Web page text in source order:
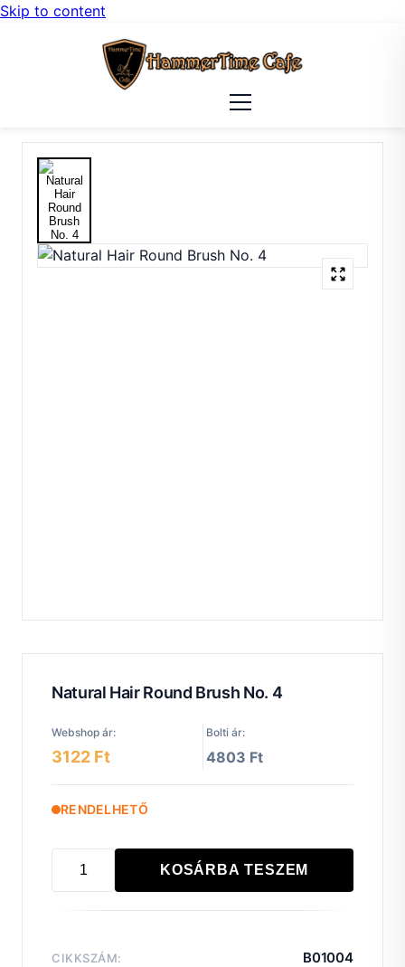
Skip to content
Natural Hair Round Brush No. 4
Webshop ár: Bolti ár:
3122 Ft 4803 Ft
RENDELHETŐ
Natural
KOSÁRBA TESZEM
CIKKSZÁM: B01004